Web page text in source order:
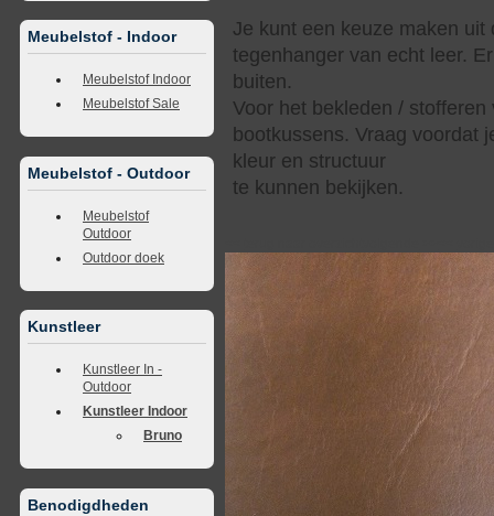
Meubelstof - Indoor
Meubelstof Indoor
Meubelstof Sale
Meubelstof - Outdoor
Meubelstof
Outdoor
Outdoor doek
Kunstleer
Kunstleer In -
Outdoor
Kunstleer Indoor
Bruno
Benodigdheden
Je kunt een keuze maken
tegenhanger van echt leer.
buiten.
Voor het bekleden /
bootkussens. Vraag voordat
kleur en structuur
te kunnen bekijken.